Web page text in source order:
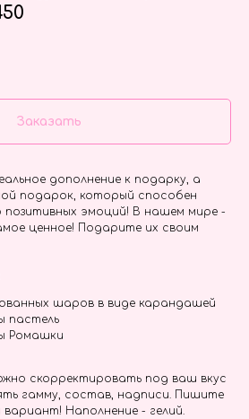
Заказать
дополнение к подарку, а
подарок, который способен
эмоций! В нашем мире -
ценное! Подарите их своим
шаров в виде карандашей
пастель
Ромашки
скорректировать под ваш вкус
гамму, состав, надписи. Пишите
Наполнение - гелий.